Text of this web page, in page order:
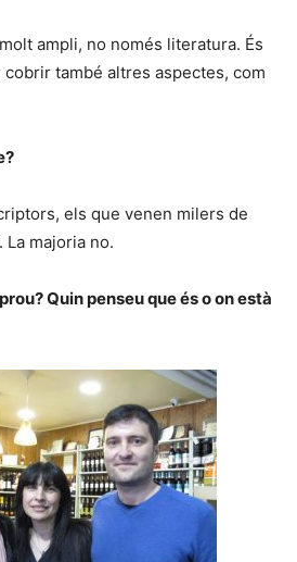
ampli, no només literatura. És
també altres aspectes, com
els que venen milers de
majoria no.
Quin penseu que és o on està